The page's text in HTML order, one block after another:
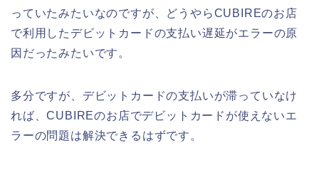
っていたみたいなのですが、どうやらCUBIREのお店
で利用したデビットカードの支払い遅延がエラーの原
因だったみたいです。
多分ですが、デビットカードの支払いが滞っていなけ
れば、CUBIREのお店でデビットカードが使えないエ
ラーの問題は解決できるはずです。